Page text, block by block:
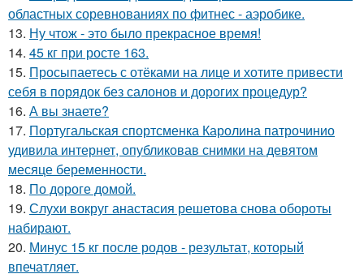
областных соревнованиях по фитнес - аэробике.
13. Ну чтож - это было прекрасное время!
14. 45 кг при росте 163.
15. Просыпаетесь с отёками на лице и хотите привести
себя в порядок без салонов и дорогих процедур?
16. А вы знаете?
17. Португальская спортсменка Каролина патрочинио
удивила интернет, опубликовав снимки на девятом
месяце беременности.
18. По дороге домой.
19. Слухи вокруг анастасия решетова снова обороты
набирают.
20. Минус 15 кг после родов - результат, который
впечатляет.